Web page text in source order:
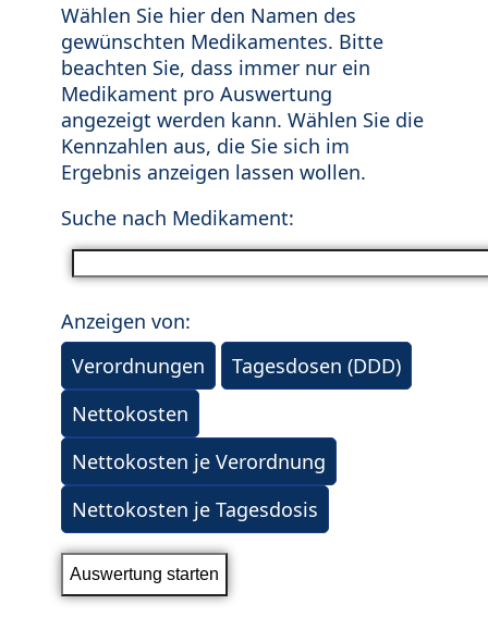
Wählen Sie hier den Namen des
gewünschten Medikamentes. Bitte
beachten Sie, dass immer nur ein
Medikament pro Auswertung
angezeigt werden kann. Wählen Sie die
Kennzahlen aus, die Sie sich im
Ergebnis anzeigen lassen wollen.
Suche nach Medikament:
Anzeigen von:
Verordnungen
Tagesdosen (DDD)
Nettokosten
Nettokosten je Verordnung
Nettokosten je Tagesdosis